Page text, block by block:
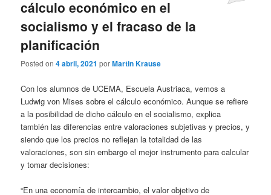
cálculo económico en el
socialismo y el fracaso de la
planificación
Posted on4 abril, 2021 porMartin Krause
Con los alumnos de UCEMA, Escuela Austriaca, vemos a
Ludwig von Mises sobre el cálculo económico. Aunque se refiere
a la posibilidad de dicho cálculo en el socialismo, explica
también las diferencias entre valoraciones subjetivas y precios, y
siendo que los precios no reflejan la totalidad de las
valoraciones, son sin embargo el mejor instrumento para calcular
y tomar decisiones:
“En una economía de intercambio, el valor objetivo de